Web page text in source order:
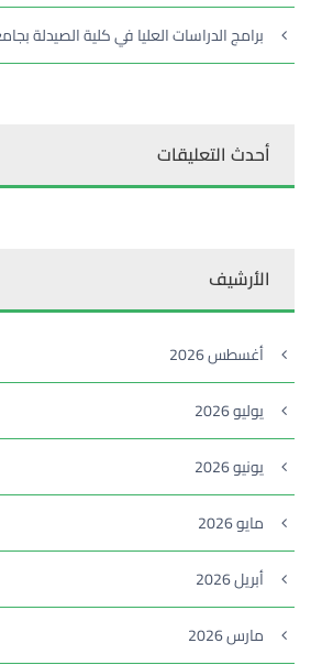
برامج الدراسات العليا في كلية الصيدلة
أحدث التعليقات
الأرشيف
أغسطس 2026
يوليو 2026
يونيو 2026
مايو 2026
أبريل 2026
مارس 2026